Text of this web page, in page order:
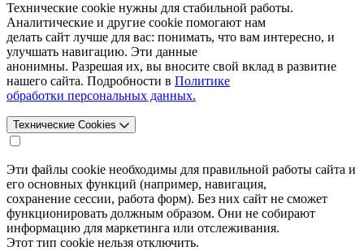
Технические cookie нужны для стабильной работы.
Аналитические и другие cookie помогают нам
делать сайт лучше для вас: понимать, что вам интересно, и
улучшать навигацию. Эти данные
анонимны. Разрешая их, вы вносите свой вклад в развитие
нашего сайта. Подробности в Политике
обработки персональных данных.
Технические Cookies
Эти файлы cookie необходимы для правильной работы сайта и
его основных функций (например, навигация,
сохранение сессии, работа форм). Без них сайт не сможет
функционировать должным образом. Они не собирают
информацию для маркетинга или отслеживания.
Этот тип cookie нельзя отключить.